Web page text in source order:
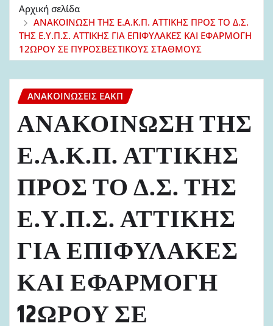
Αρχική σελίδα
ΑΝΑΚΟΙΝΩΣΗ ΤΗΣ Ε.Α.Κ.Π. ΑΤΤΙΚΗΣ ΠΡΟΣ ΤΟ Δ.Σ.
ΤΗΣ Ε.Υ.Π.Σ. ΑΤΤΙΚΗΣ ΓΙΑ ΕΠΙΦΥΛΑΚΕΣ ΚΑΙ ΕΦΑΡΜΟΓΗ
12ΩΡΟΥ ΣΕ ΠΥΡΟΣΒΕΣΤΙΚΟΥΣ ΣΤΑΘΜΟΥΣ
ΑΝΑΚΟΙΝΏΣΕΙΣ ΕΑΚΠ
ΑΝΑΚΟΙΝΩΣΗ ΤΗΣ
Ε.Α.Κ.Π. ΑΤΤΙΚΗΣ
ΠΡΟΣ ΤΟ Δ.Σ. ΤΗΣ
Ε.Υ.Π.Σ. ΑΤΤΙΚΗΣ
ΓΙΑ ΕΠΙΦΥΛΑΚΕΣ
ΚΑΙ ΕΦΑΡΜΟΓΗ
12ΩΡΟΥ ΣΕ